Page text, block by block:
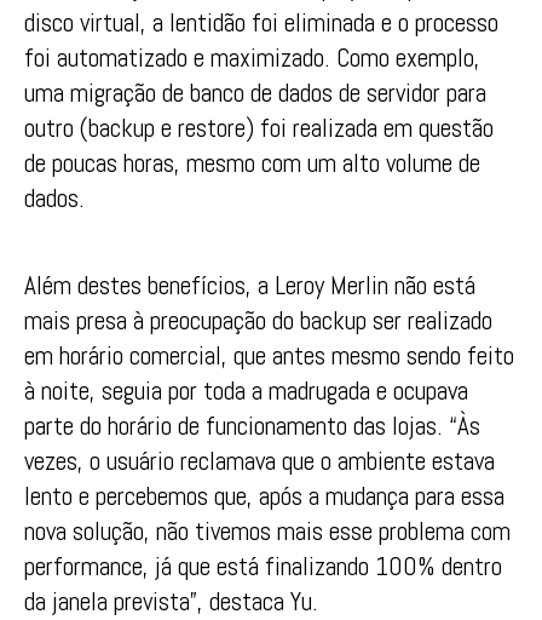
disco virtual, a lentidão foi eliminada e o processo
foi automatizado e maximizado. Como exemplo,
uma migração de banco de dados de servidor para
outro (backup e restore) foi realizada em questão
de poucas horas, mesmo com um alto volume de
dados.
Além destes benefícios, a Leroy Merlin não está
mais presa à preocupação do backup ser realizado
em horário comercial, que antes mesmo sendo feito
à noite, seguia por toda a madrugada e ocupava
parte do horário de funcionamento das lojas. “Às
vezes, o usuário reclamava que o ambiente estava
lento e percebemos que, após a mudança para essa
nova solução, não tivemos mais esse problema com
performance, já que está finalizando 100% dentro
da janela prevista”, destaca Yu.